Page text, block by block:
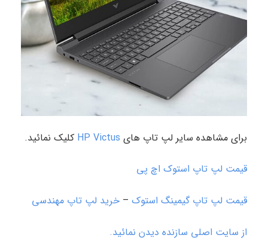
برای مشاهده سایر لپ تاپ های HP Victus کلیک نمائید.
قیمت لپ تاپ استوک اچ پی
قیمت لپ تاپ گیمینگ استوک – خرید لپ تاپ مهندسی
از سایت اصلی سازنده دیدن نمائید.